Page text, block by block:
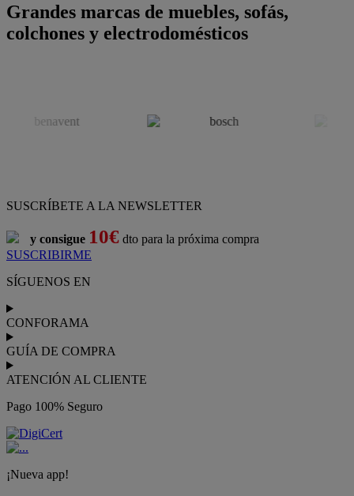
Grandes marcas de muebles, sofás,
colchones y electrodomésticos
SUSCRÍBETE A LA NEWSLETTER
y consigue 10€ dto para la próxima compra
SUSCRIBIRME
SÍGUENOS EN
CONFORAMA
GUÍA DE COMPRA
ATENCIÓN AL CLIENTE
Pago 100% Seguro
¡Nueva app!